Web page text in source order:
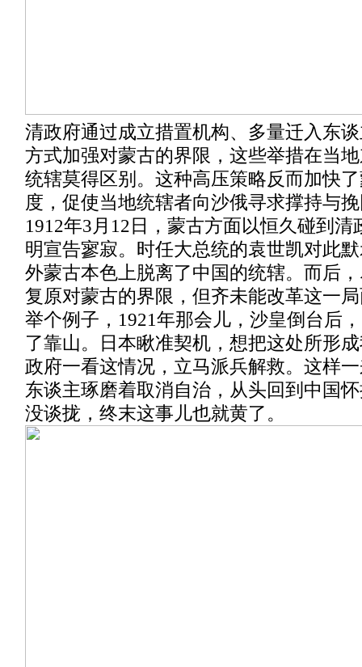
清政府通过成立措置机构、多量迁入东
方式加强对蒙古的界限，这些举措在当
统辖莫得区别。这种高压策略反而加快
度，促使当地统辖者向沙俄寻求撑持与
1912年3月12日，蒙古方面以恒久碰到清
明宣告寥寂。时任大总统的袁世凯对此
外蒙古本色上脱离了中国的统辖。而后
复原对蒙古的界限，但齐未能改革这一
举个例子，1921年那会儿，沙皇倒台后
了靠山。日本瞅准契机，想把这处所形
政府一看这情况，立马派兵解救。这样
东谈主琢磨着取消自治，从头回到中国
没谈拢，终末这事儿也就黄了。